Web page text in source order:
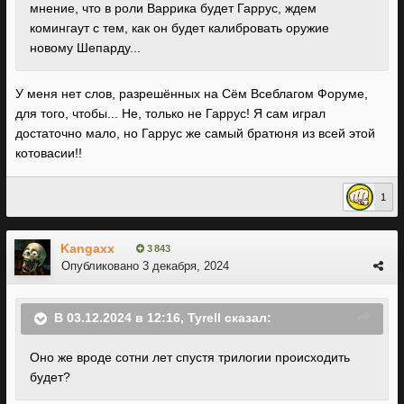
мнение, что в роли Варрика будет Гаррус, ждем
комингаут с тем, как он будет калибровать оружие
новому Шепарду...
У меня нет слов, разрешённых на Сём Всеблагом Форуме,
для того, чтобы... Не, только не Гаррус! Я сам играл
достаточно мало, но Гаррус же самый братюня из всей этой
котовасии!!
1
Kangaxx 3 843
Опубликовано 3 декабря, 2024
В 03.12.2024 в 12:16, Tyrell сказал:
Оно же вроде сотни лет спустя трилогии происходить
будет?